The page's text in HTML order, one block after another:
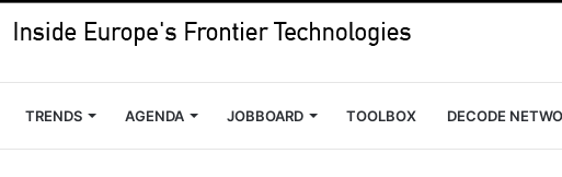
TRENDS AGENDA JOBBOARD TOOLBOX DECODE